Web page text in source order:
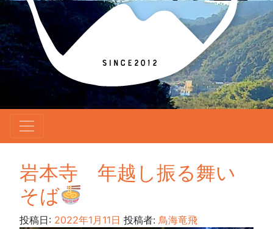
岩本寺 年越し振る舞い
そば
投稿日: 2022年1月11日 投稿者: 鳥海竜飛